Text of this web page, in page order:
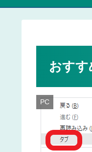
おす
PC